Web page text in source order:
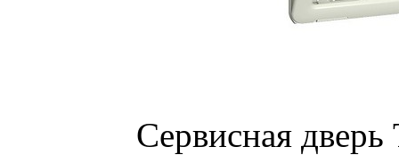
Сервисная